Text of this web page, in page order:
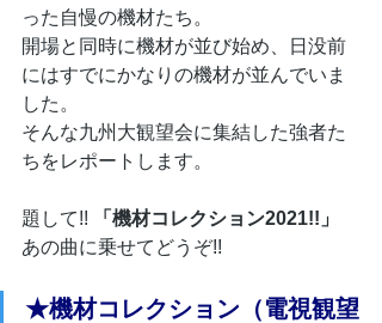
った自慢の機材たち。
開場と同時に機材が並び始め、日没前
にはすでにかなりの機材が並んでいま
した。
そんな九州大観望会に集結した強者た
ちをレポートします。
題して!!
「機材コレクション2021!!」
あの曲に乗せてどうぞ!!
★機材コレクション（電視観望